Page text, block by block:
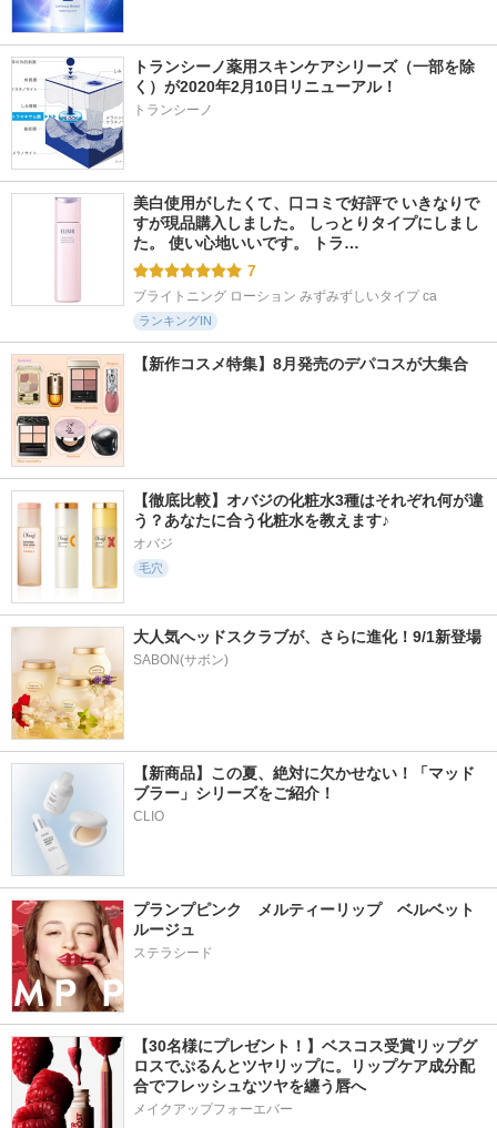
トランシーノ薬用スキンケアシリーズ（一部を除
く）が2020年2月10日リニューアル！
トランシーノ
美白使用がしたくて、口コミで好評で いきなりで
すが現品購入しました。 しっとりタイプにしまし
た。 使い心地いいです。 トラ…
7
ブライトニング ローション みずみずしいタイプ ca
ランキングIN
【新作コスメ特集】8月発売のデパコスが大集合
【徹底比較】オバジの化粧水3種はそれぞれ何が違
う？あなたに合う化粧水を教えます♪
オバジ
毛穴
大人気ヘッドスクラブが、さらに進化！9/1新登場
SABON(サボン)
【新商品】この夏、絶対に欠かせない！「マッド
ブラー」シリーズをご紹介！
CLIO
プランプピンク　メルティーリップ　ベルベット
ルージュ
ステラシード
【30名様にプレゼント！】ベスコス受賞リップグ
ロスでぷるんとツヤリップに。リップケア成分配
合でフレッシュなツヤを纏う唇へ
メイクアップフォーエバー